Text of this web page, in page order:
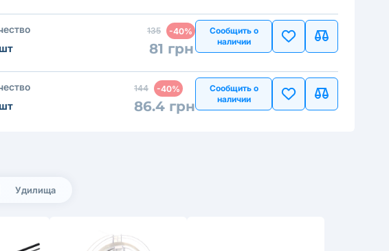
135 -40%
81 грн
Сообщить о
наличии
144 -40%
86.4 грн
Сообщить о
наличии
Удилища